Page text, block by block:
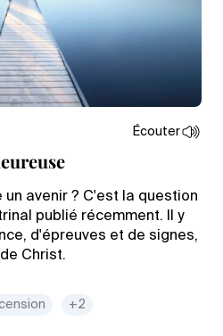
Écouter
un avenir ? C'est la question
publié récemment. Il y
d'épreuves et de signes,
Christ.
+2